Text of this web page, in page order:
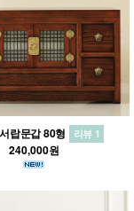
랍문갑 80형 리뷰 1
240,000원